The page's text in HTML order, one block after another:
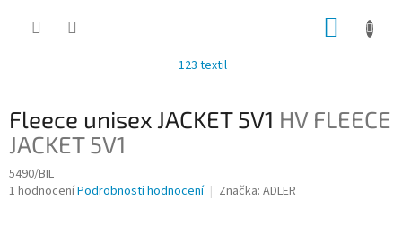
123 textil
Fleece unisex JACKET 5V1 HV FLEECE
JACKET 5V1
5490/BIL
Průměrné
1 hodnoceníPodrobnosti hodnocení Značka: ADLER